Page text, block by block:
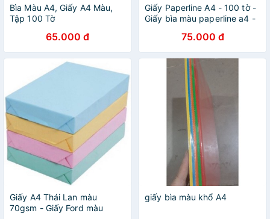
Bìa Màu A4, Giấy A4 Màu,
Tập 100 Tờ
65.000 đ
Giấy Paperline A4 - 100 tờ -
Giấy bìa màu paperline a4 -
75.000 đ
Giấy A4 Thái Lan màu
70gsm - Giấy Ford màu
giấy bìa màu khổ A4